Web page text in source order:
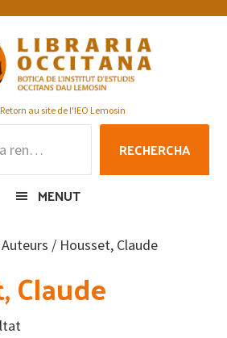
Retorn au site de l'IEO Lemosin
RECHERCHA
MENUT
/ Housset, Claude
Claude